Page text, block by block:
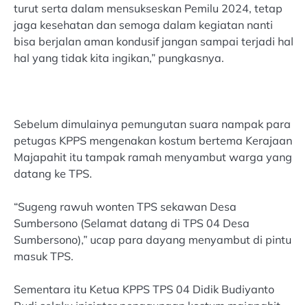
turut serta dalam mensukseskan Pemilu 2024, tetap
jaga kesehatan dan semoga dalam kegiatan nanti
bisa berjalan aman kondusif jangan sampai terjadi hal
hal yang tidak kita ingikan,” pungkasnya.
Sebelum dimulainya pemungutan suara nampak para
petugas KPPS mengenakan kostum bertema Kerajaan
Majapahit itu tampak ramah menyambut warga yang
datang ke TPS.
“Sugeng rawuh wonten TPS sekawan Desa
Sumbersono (Selamat datang di TPS 04 Desa
Sumbersono),” ucap para dayang menyambut di pintu
masuk TPS.
Sementara itu Ketua KPPS TPS 04 Didik Budiyanto